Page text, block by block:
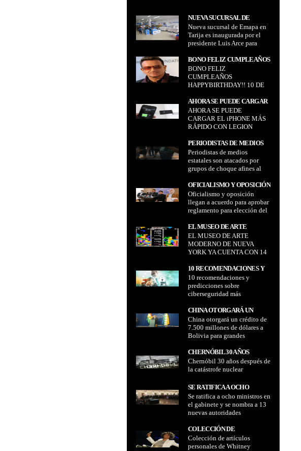
NUEVA SUCURSAL DE
EMAPA EN TARIJA ES
INAUGURADA POR EL
PRESIDENTE LUIS ARCE
PARA ABASTECIMIENTO
INTERNO Y ESTABILIDAD
DE PRECIOS
Nueva sucursal de Emapa en
Tarija es inaugurada por el
presidente Luis Arce para
estabilidad de precios
BONO FELIZ CUMPLEAÑOS
HAPPYBIRTHDAY!! 10 DE
MAYO CUMPLE 54 AÑOS!
BONO FELIZ
CUMPLEAÑOS
HAPPYBIRTHDAY!! 10 DE
AHORA SE PUEDE CARGAR
EL IPHONE MÁS RÁPIDO
CON LEGION
AHORA SE PUEDE
CARGAR EL iPHONE MÁS
RÁPIDO CON LEGION
PERIODISTAS DE MEDIOS
ESTATALES SON ATACADOS
POR GRUPOS DE CHOQUE
AFINES AL GOBERNADOR
CAMACHO
Periodistas de medios
estatales son atacados por
grupos de choque afines al
Camacho
OFICIALISMO Y OPOSICIÓN
LLEGAN A ACUERDO PARA
APROBAR REGLAMENTO
PARA ELECCIÓN DEL
Oficialismo y oposición
llegan a acuerdo para aprobar
reglamento para elección del
EL MUSEO DE ARTE
MODERNO DE NUEVA YORK
YA CUENTA CON 14
VIDEOJUEGOS
EL MUSEO DE ARTE
MODERNO DE NUEVA
YORK YA CUENTA CON 14
10 RECOMENDACIONES Y
PREDICCIONES SOBRE
CIBERSEGURIDAD MÁS
IMPORTANTES PARA 2021
10 recomendaciones y
predicciones sobre
ciberseguridad más
CHINA OTORGARÁ UN
CRÉDITO DE 7.500
MILLONES DE DÓLARES A
BOLIVIA PARA GRANDES
CARRETERAS, TRAMOS VÍA
FÉRREA Y AMPLIACIÓN
DEL AEROPUERTO VIRU
China otorgará un crédito de
7.500 millones de dólares a
Bolivia para grandes
ampliación del aeropuerto
Viru Viru
CHERNÓBIL 30 AÑOS
DESPUÉS DE LA
CATÁSTROFE NUCLEAR
Chernóbil 30 años después de
la catástrofe nuclear
SE RATIFICA A OCHO
MINISTROS EN EL
GABINETE Y SE NOMBRA A
13 NUEVAS AUTORIDADES
Se ratifica a ocho ministros en
el gabinete y se nombra a 13
nuevas autoridades
COLECCIÓN DE
ARTÍCULOS PERSONALES
DE WHITNEY HOUSTON
Colección de artículos
personales de Whitney